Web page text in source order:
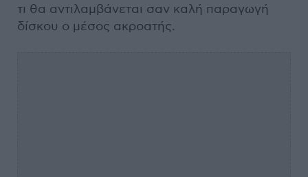
τι θα αντιλαμβάνεται σαν καλή παραγωγή
δίσκου ο μέσος ακροατής.